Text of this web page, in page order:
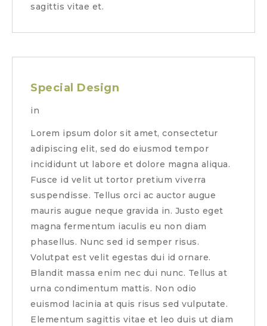
sagittis vitae et.
Special Design
in
Lorem ipsum dolor sit amet, consectetur
adipiscing elit, sed do eiusmod tempor
incididunt ut labore et dolore magna aliqua.
Fusce id velit ut tortor pretium viverra
suspendisse. Tellus orci ac auctor augue
mauris augue neque gravida in. Justo eget
magna fermentum iaculis eu non diam
phasellus. Nunc sed id semper risus.
Volutpat est velit egestas dui id ornare.
Blandit massa enim nec dui nunc. Tellus at
urna condimentum mattis. Non odio
euismod lacinia at quis risus sed vulputate.
Elementum sagittis vitae et leo duis ut diam